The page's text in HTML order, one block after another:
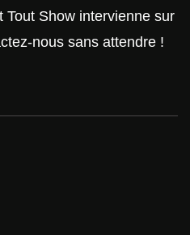
Tout Show intervienne sur
nous sans attendre !